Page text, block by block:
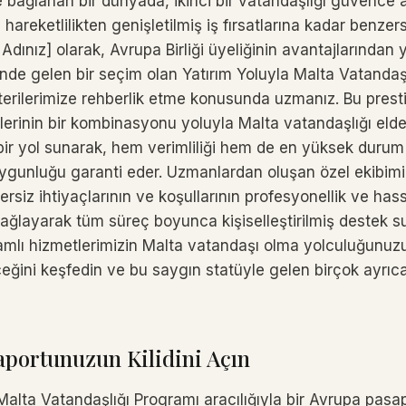
genişletilmiş iş fırsatlarına kadar
olarak, Avrupa Birliği üyeliğinin avantajlarından
gelen bir seçim olan Yatırım Yoluyla Malta
rehberlik etme konusunda uzmanız. Bu
bir kombinasyonu yoluyla Malta vatandaşlığı
bir yol sunarak, hem verimliliği hem de en yüksek
garanti eder. Uzmanlardan oluşan özel
ihtiyaçlarının ve koşullarının profesyonellik ve
sağlayarak tüm süreç boyunca kişiselleştirilmiş destek
hizmetlerimizin Malta vatandaşı olma
keşfedin ve bu saygın statüyle gelen birçok
Kilidini Açın
Vatandaşlığı Programı aracılığıyla bir Avrupa